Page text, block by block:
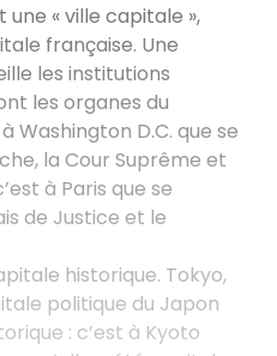
une « ville capitale »,
française. Une
les institutions
les organes du
Washington D.C. que se
la Cour Suprême et
à Paris que se
de Justice et le
historique. Tokyo,
politique du Japon
: c’est à Kyoto